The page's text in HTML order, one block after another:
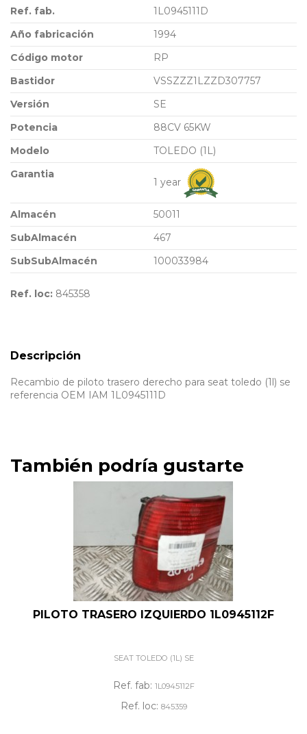
Ref. fab.
1L0945111D
Año fabricación
1994
Código motor
RP
Bastidor
VSSZZZ1LZZD307757
Versión
SE
Potencia
88CV 65KW
Modelo
TOLEDO (1L)
Garantia
1 year
Almacén
50011
SubAlmacén
467
SubSubAlmacén
100033984
Ref. loc: 845358
Descripción
Recambio de piloto trasero derecho para seat toledo (1l) se
referencia OEM IAM 1L0945111D
También podría gustarte
PILOTO TRASERO IZQUIERDO 1L0945112F
SEAT TOLEDO (1L) SE
Ref. fab: 1L0945112F
Ref. loc: 845359